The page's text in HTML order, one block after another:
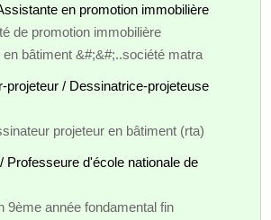
en promotion immobilière
de promotion immobilière
bâtiment &#;&#;..société matra
projeteur / Dessinatrice-projeteuse
projeteur en bâtiment (rta)
Professeure d'école nationale de
9ème année fondamental fin